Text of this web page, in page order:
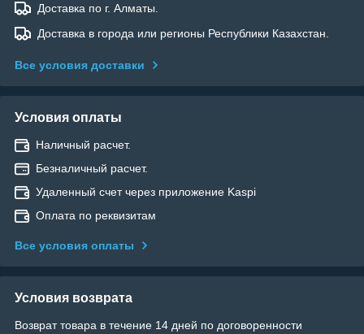
Доставка по г. Алматы.
Доставка в города или регионы Республики Казахстан.
Все условия доставки
Условия оплаты
Наличный расчет.
Безналичный расчет.
Удаленный счет через приложение Kaspi
Оплата по реквизитам
Все условия оплаты
Условия возврата
Возврат товара в течение 14 дней по договоренности